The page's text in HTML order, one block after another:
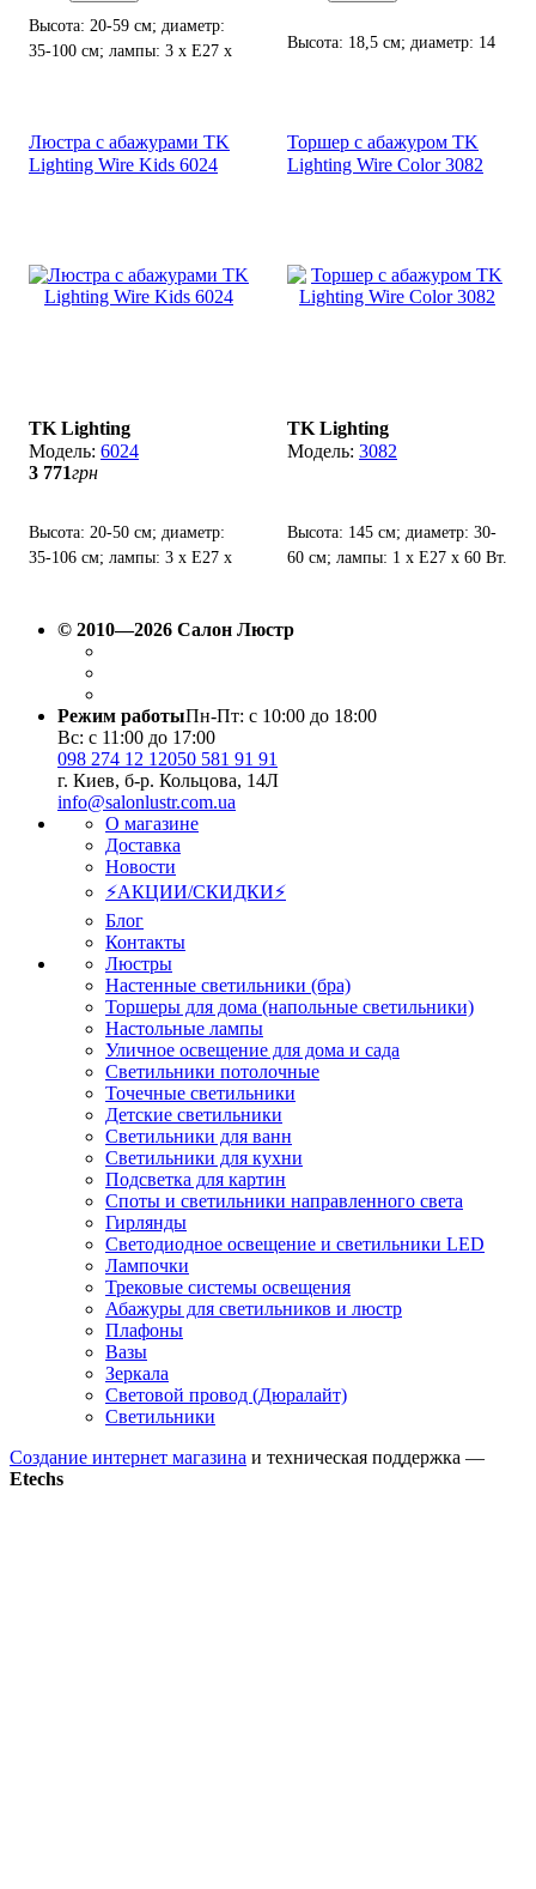
Высота: 20-59 см; диаметр:
35-100 см; лампы: 3 х Е27 х
Высота: 18,5 см; диаметр: 14
Люстра с абажурами TK
Lighting Wire Kids 6024
TK Lighting
6024
3 771грн
Высота: 20-50 см; диаметр:
35-106 см; лампы: 3 х Е27 х
Торшер с абажуром TK
Lighting Wire Color 3082
TK Lighting
3082
Высота: 145 см; диаметр: 30-
60 см; лампы: 1 х Е27 х 60 Вт.
© 2010—2026 Салон Люстр
Режим работыПн-Пт: с 10:00 до 18:00
Вс: с 11:00 до 17:00
098 274 12 12050 581 91 91
г. Киев, б-р. Кольцова, 14Л
info@salonlustr.com.ua
О магазине
Доставка
Новости
⚡АКЦИИ/СКИДКИ⚡
Блог
Контакты
Люстры
Настенные светильники (бра)
Торшеры для дома (напольные светильники)
Настольные лампы
Уличное освещение для дома и сада
Светильники потолочные
Точечные светильники
Детские светильники
Светильники для ванн
Светильники для кухни
Подсветка для картин
Споты и светильники направленного света
Гирлянды
Светодиодное освещение и светильники LED
Лампочки
Трековые системы освещения
Абажуры для светильников и люстр
Плафоны
Вазы
Зеркала
Световой провод (Дюралайт)
Светильники
Создание интернет магазина и техническая поддержка —
Etechs